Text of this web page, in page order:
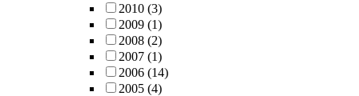
2010 (3)
2009 (1)
2008 (2)
2007 (1)
2006 (14)
2005 (4)